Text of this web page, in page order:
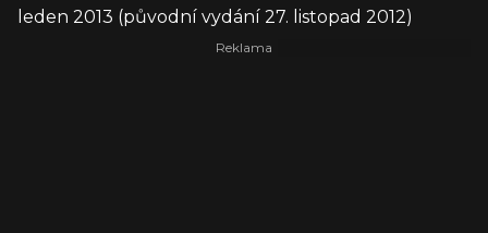
leden 2013 (původní vydání 27. listopad 2012)